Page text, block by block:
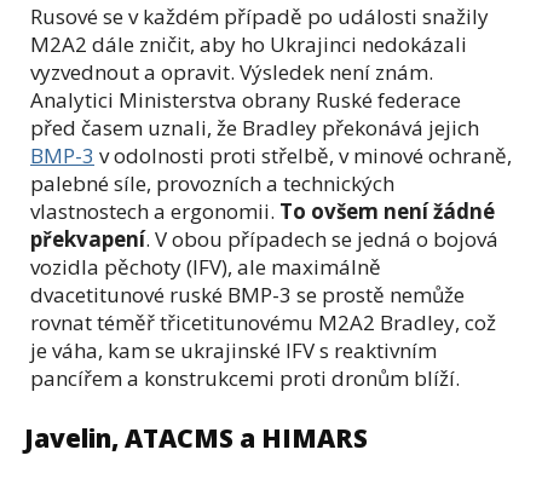
Rusové se v každém případě po události snažily
M2A2 dále zničit, aby ho Ukrajinci nedokázali
vyzvednout a opravit. Výsledek není znám.
Analytici Ministerstva obrany Ruské federace
před časem uznali, že Bradley překonává jejich
BMP-3 v odolnosti proti střelbě, v minové ochraně,
palebné síle, provozních a technických
vlastnostech a ergonomii. To ovšem není žádné
překvapení. V obou případech se jedná o bojová
vozidla pěchoty (IFV), ale maximálně
dvacetitunové ruské BMP-3 se prostě nemůže
rovnat téměř třicetitunovému M2A2 Bradley, což
je váha, kam se ukrajinské IFV s reaktivním
pancířem a konstrukcemi proti dronům blíží.
Javelin, ATACMS a HIMARS